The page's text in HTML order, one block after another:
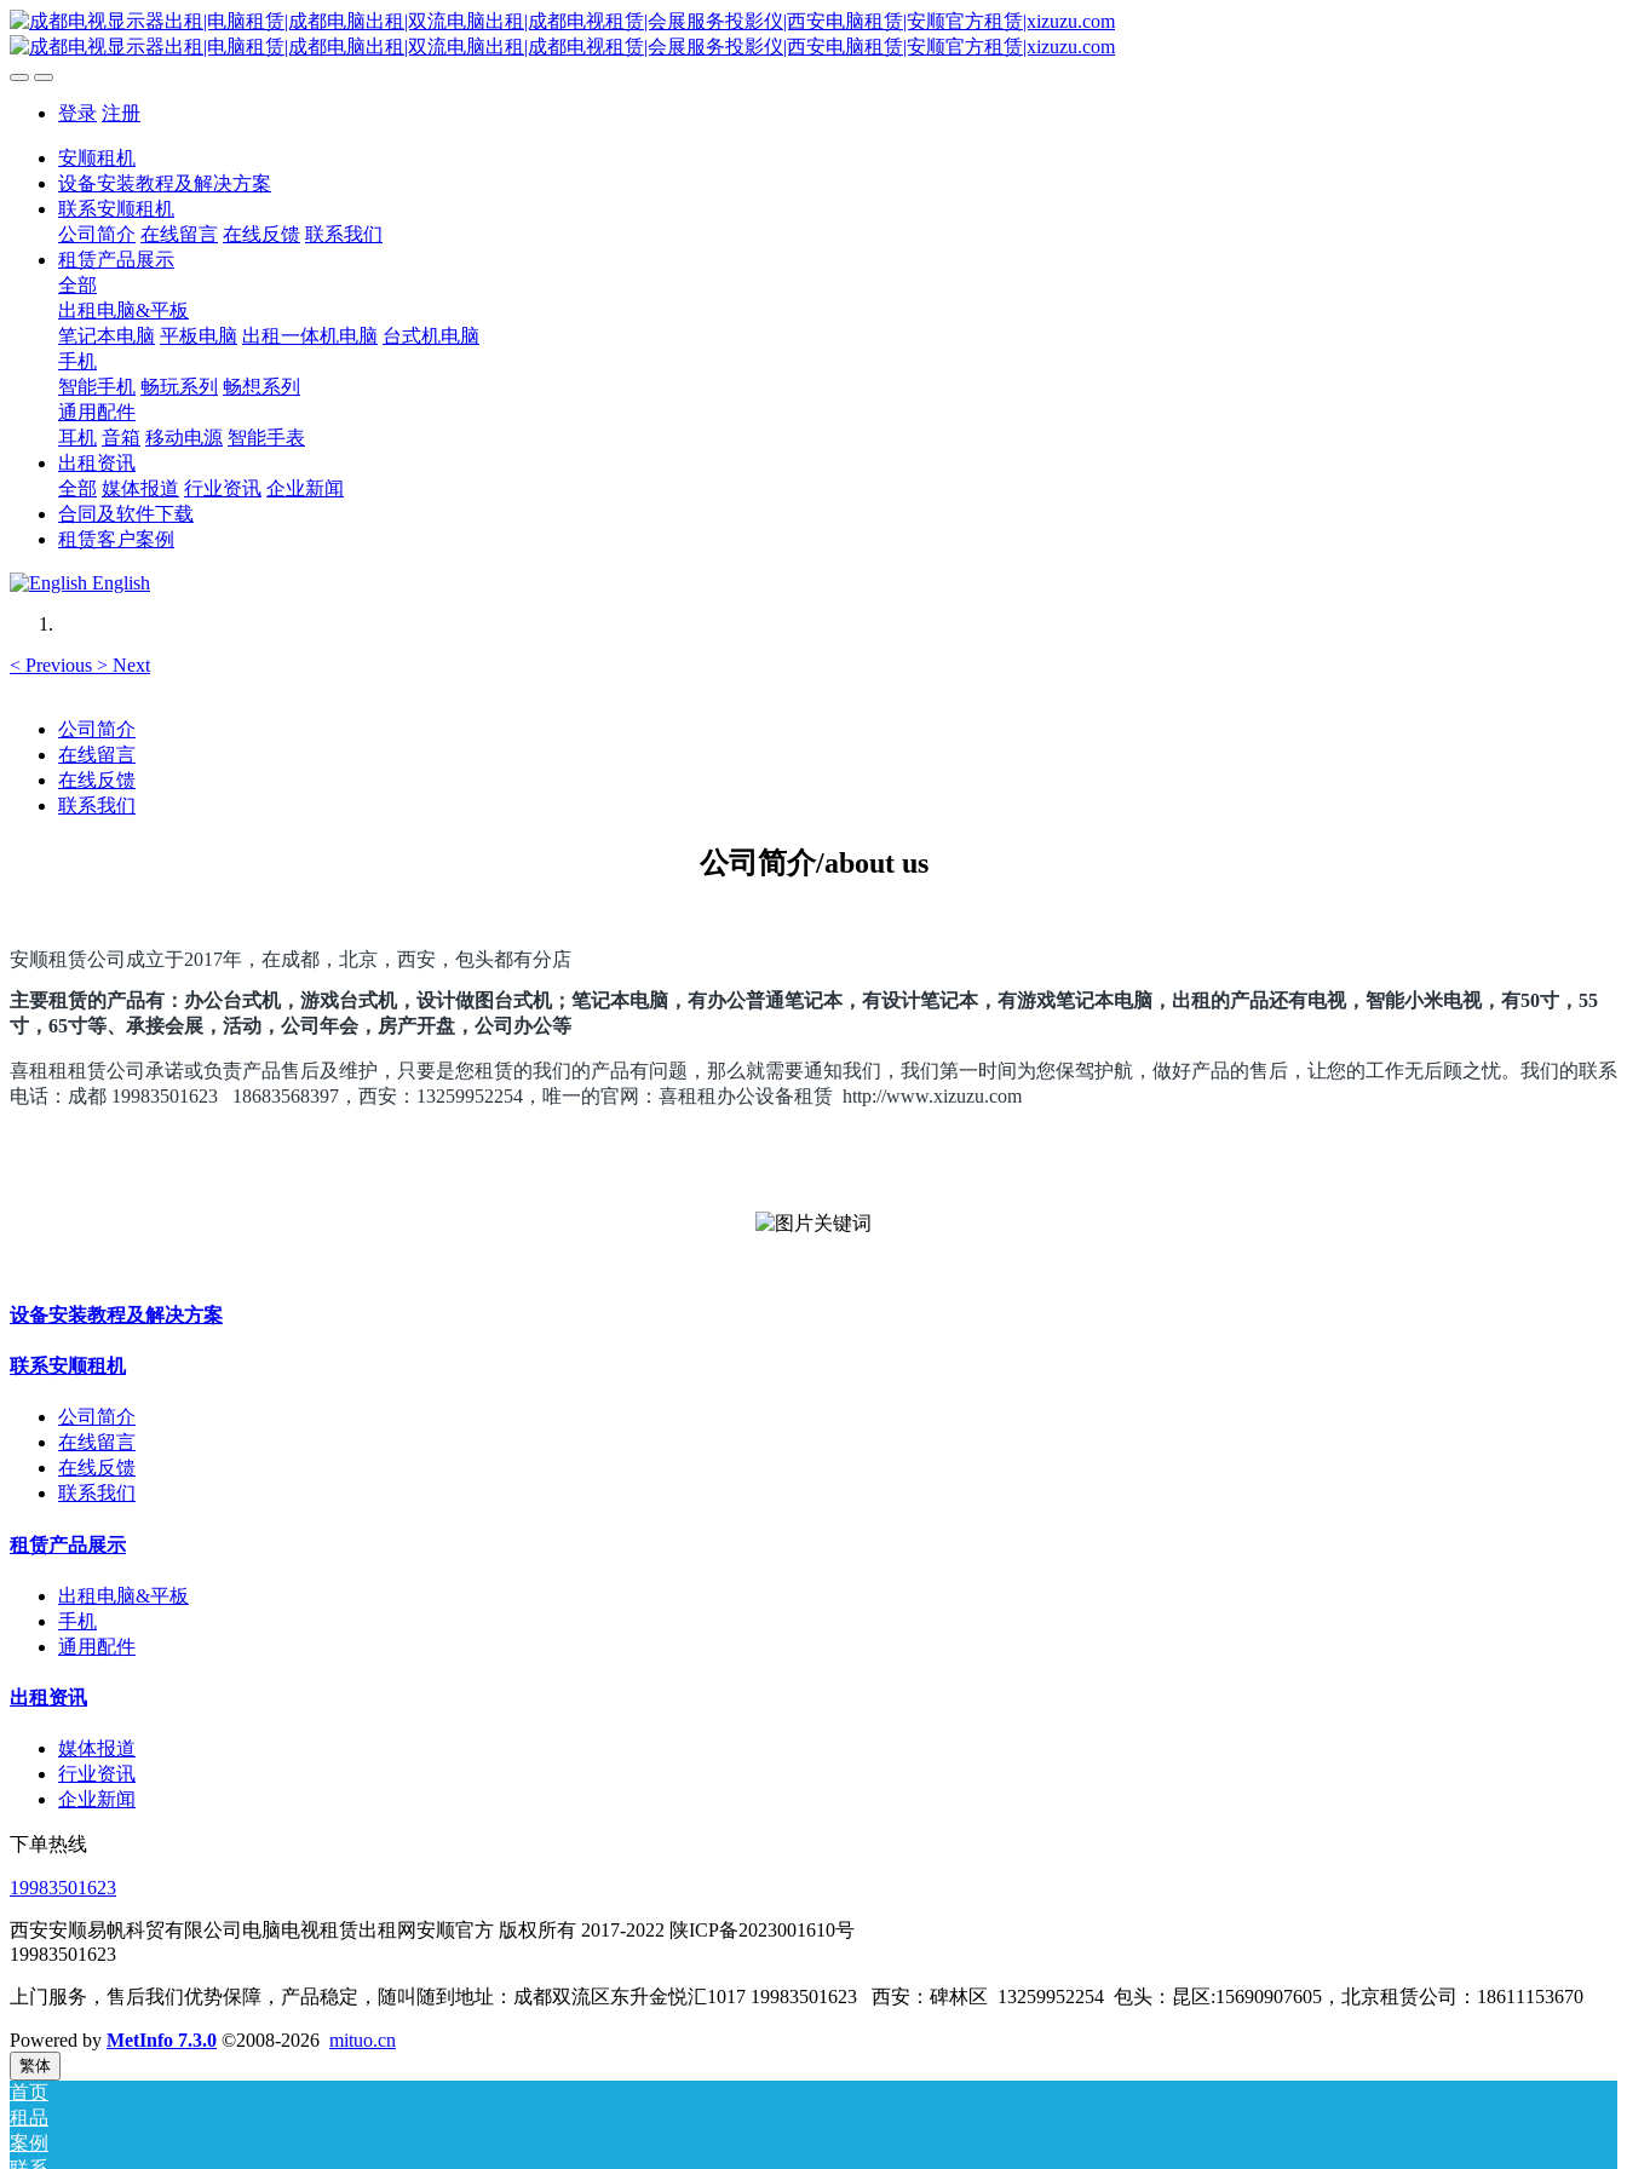
登录 注册
安顺租机
设备安装教程及解决方案
联系安顺租机
公司简介 在线留言 在线反馈 联系我们
租赁产品展示
全部
出租电脑&平板
笔记本电脑 平板电脑 出租一体机电脑 台式机电脑
手机
智能手机 畅玩系列 畅想系列
通用配件
耳机 音箱 移动电源 智能手表
出租资讯
全部 媒体报道 行业资讯 企业新闻
合同及软件下载
租赁客户案例
English
< Previous > Next
公司简介
在线留言
在线反馈
联系我们
公司简介/about us
安顺租赁公司成立于2017年，在成都，北京，西安，包头都有分店
主要租赁的产品有：办公台式机，游戏台式机，设计做图台式机；笔记本电脑，有办公普通笔记本，有设计笔记本，有游戏笔记本电脑，出租的产品还有电视，智能小米电视，有50寸，55
寸，65寸等、承接会展，活动，公司年会，房产开盘，公司办公等
喜租租租赁公司承诺或负责产品售后及维护，只要是您租赁的我们的产品有问题，那么就需要通知我们，我们第一时间为您保驾护航，做好产品的售后，让您的工作无后顾之忧。我们的联系
电话：成都 19983501623 18683568397，西安：13259952254，唯一的官网：喜租租办公设备租赁 http://www.xizuzu.com
设备安装教程及解决方案
联系安顺租机
公司简介
在线留言
在线反馈
联系我们
租赁产品展示
出租电脑&平板
手机
通用配件
出租资讯
媒体报道
行业资讯
企业新闻
下单热线
19983501623
西安安顺易帆科贸有限公司电脑电视租赁出租网安顺官方 版权所有 2017-2022 陕ICP备2023001610号
19983501623
上门服务，售后我们优势保障，产品稳定，随叫随到地址：成都双流区东升金悦汇1017 19983501623 西安：碑林区 13259952254 包头：昆区:15690907605，北京租赁公司：18611153670
Powered by MetInfo 7.3.0 ©2008-2026 mituo.cn
繁体
首页
租品
案例